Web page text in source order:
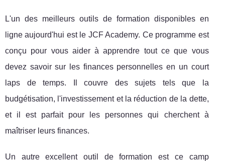
L'un des meilleurs outils de formation disponibles en
ligne aujourd'hui est le JCF Academy. Ce programme est
conçu pour vous aider à apprendre tout ce que vous
devez savoir sur les finances personnelles en un court
laps de temps. Il couvre des sujets tels que la
budgétisation, l'investissement et la réduction de la dette,
et il est parfait pour les personnes qui cherchent à
maîtriser leurs finances.
Un autre excellent outil de formation est ce camp